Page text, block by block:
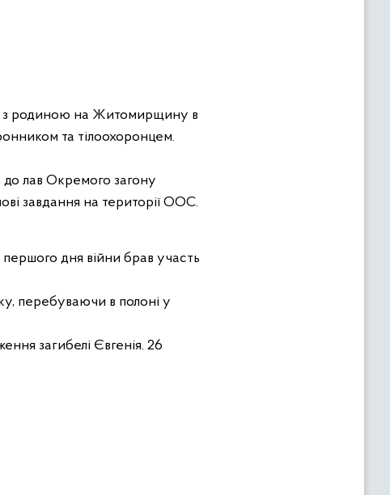
з родиною на Житомирщину в
та тілоохоронцем.
до лав Окремого загону
завдання на території ООС.
дня війни брав участь
перебуваючи в полоні у
загибелі Євгенія. 26